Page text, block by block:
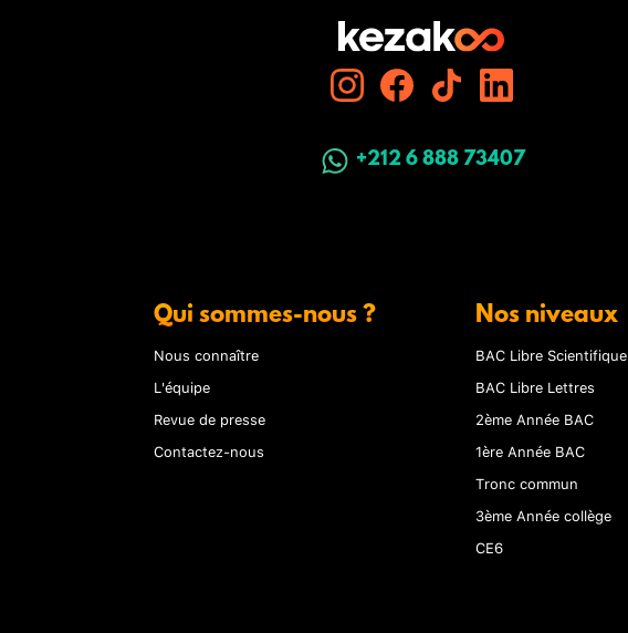
+212 6 888 73407
Qui sommes-nous ?
Nous connaître
L'équipe
Revue de presse
Contactez-nous
Nos niveaux
BAC Libre Scientifique
BAC Libre Lettres
2ème Année BAC
1ère Année BAC
Tronc commun
3ème Année collège
CE6